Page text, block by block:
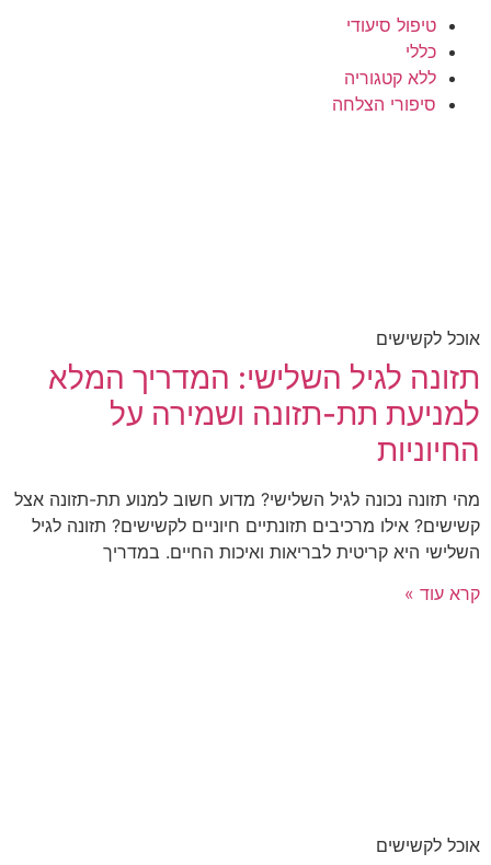
טיפול סיעודי
כללי
ללא קטגוריה
סיפורי הצלחה
אוכל לקשישים
תזונה לגיל השלישי: המדריך המלא
למניעת תת-תזונה ושמירה על
החיוניות
מהי תזונה נכונה לגיל השלישי? מדוע חשוב למנוע תת-תזונה אצל
קשישים? אילו מרכיבים תזונתיים חיוניים לקשישים? תזונה לגיל
השלישי היא קריטית לבריאות ואיכות החיים. במדריך
קרא עוד »
אוכל לקשישים